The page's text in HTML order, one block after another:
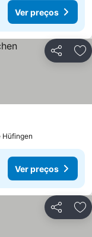
Ver preços
Partilhar
Hüfingen
Ver preços
Partilhar